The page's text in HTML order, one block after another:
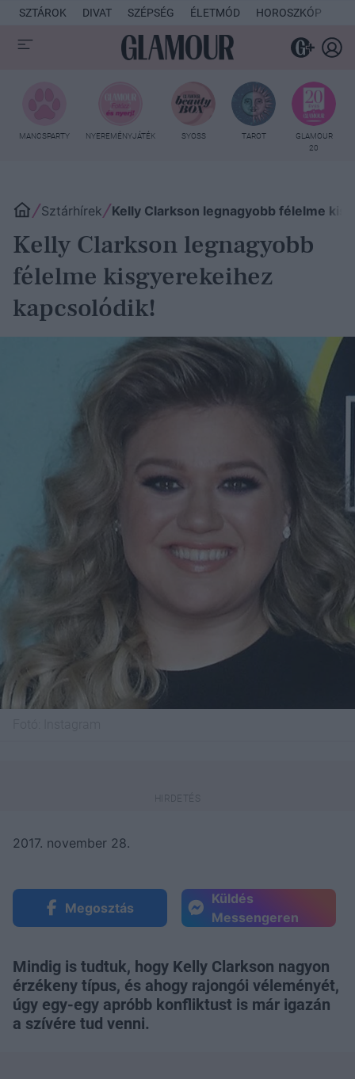
SZTÁROK DIVAT SZÉPSÉG ÉLETMÓD HOROSZKÓP
MANCSPARTY NYEREMÉNYJÁTÉK SYOSS TAROT
GLAMOUR
20
Sztárhírek Kelly Clarkson legnagyobb félelme
Kelly Clarkson legnagyobb
félelme kisgyerekeihez
kapcsolódik!
2017. november 28.
Megosztás
Küldés
Messengeren
Mindig is tudtuk, hogy Kelly Clarkson nagyon
érzékeny típus, és ahogy rajongói véleményét,
úgy egy-egy apróbb konfliktust is már igazán
a szívére tud venni.